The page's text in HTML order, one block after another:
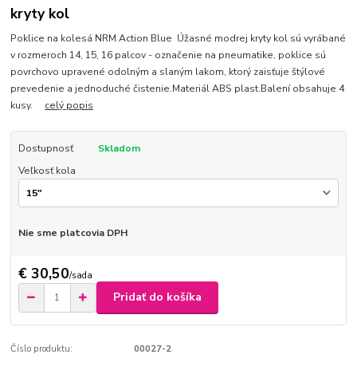
kryty kol
Poklice na kolesá NRM Action Blue Úžasné modrej kryty kol sú vyrábané
v rozmeroch 14, 15, 16 palcov - označenie na pneumatike, poklice sú
povrchovo upravené odolným a slaným lakom, ktorý zaisťuje štýlové
prevedenie a jednoduché čistenie.Materiál ABS plast.Balení obsahuje 4
kusy. celý popis
Dostupnosť
Skladom
Veľkosť kola
Nie sme platcovia DPH
€ 30,50/sada
Pridať do košíka
Číslo produktu: 00027-2